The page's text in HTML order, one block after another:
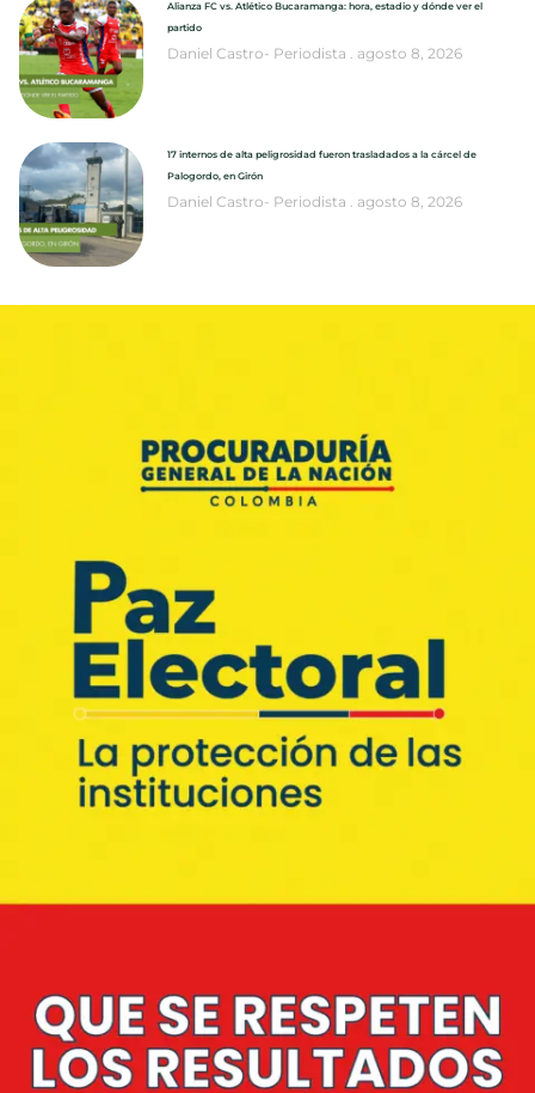
Alianza FC vs. Atlético Bucaramanga: hora, estadio y dónde ver el
partido
Daniel Castro- Periodista agosto 8, 2026
17 internos de alta peligrosidad fueron trasladados a la cárcel de
Palogordo, en Girón
Daniel Castro- Periodista agosto 8, 2026